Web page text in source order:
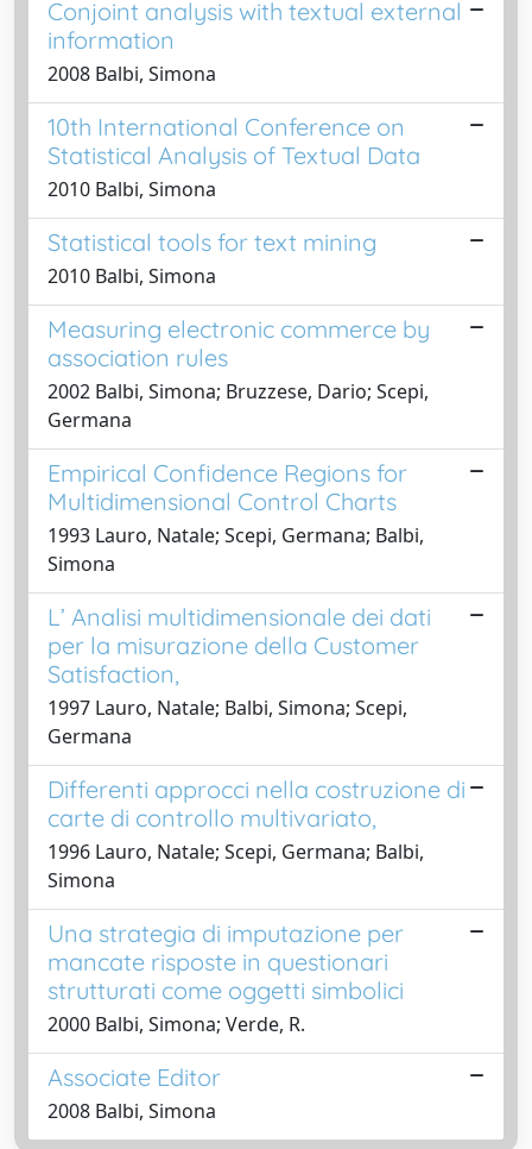
Conjoint analysis with textual external
information
2008 Balbi, Simona
10th International Conference on
Statistical Analysis of Textual Data
2010 Balbi, Simona
Statistical tools for text mining
2010 Balbi, Simona
Measuring electronic commerce by
association rules
2002 Balbi, Simona; Bruzzese, Dario; Scepi,
Germana
Empirical Confidence Regions for
Multidimensional Control Charts
1993 Lauro, Natale; Scepi, Germana; Balbi,
Simona
L’ Analisi multidimensionale dei dati
per la misurazione della Customer
Satisfaction,
1997 Lauro, Natale; Balbi, Simona; Scepi,
Germana
Differenti approcci nella costruzione di
carte di controllo multivariato,
1996 Lauro, Natale; Scepi, Germana; Balbi,
Simona
Una strategia di imputazione per
mancate risposte in questionari
strutturati come oggetti simbolici
2000 Balbi, Simona; Verde, R.
Associate Editor
2008 Balbi, Simona